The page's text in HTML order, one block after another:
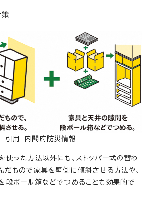
策
引用 内閣府防災情報
使った方法以外にも、ストッパー式の替わ
だもので家具を壁側に傾斜させる方法や、
段ボール箱などでつめることも効果的で